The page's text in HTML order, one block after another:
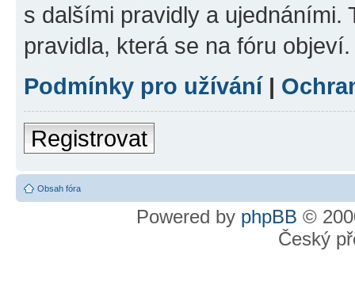
s dalšími pravidly a ujednáními.
pravidla, která se na fóru objeví.
Podmínky pro užívání|
Registrovat
Obsah fóra
Powered by phpBB ©
Český